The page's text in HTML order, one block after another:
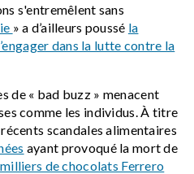
s'entremêlent sans
» a d’ailleurs poussé la
dans la lutte contre la
de « bad buzz » menacent
comme les individus. À titre
scandales alimentaires
ayant provoqué la mort de
de chocolats Ferrero